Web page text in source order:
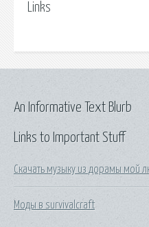
Links
Links to Important Stuff
Скачать музыку из дорамы мой
Моды в survivalcraft
An Informative Text Blurb